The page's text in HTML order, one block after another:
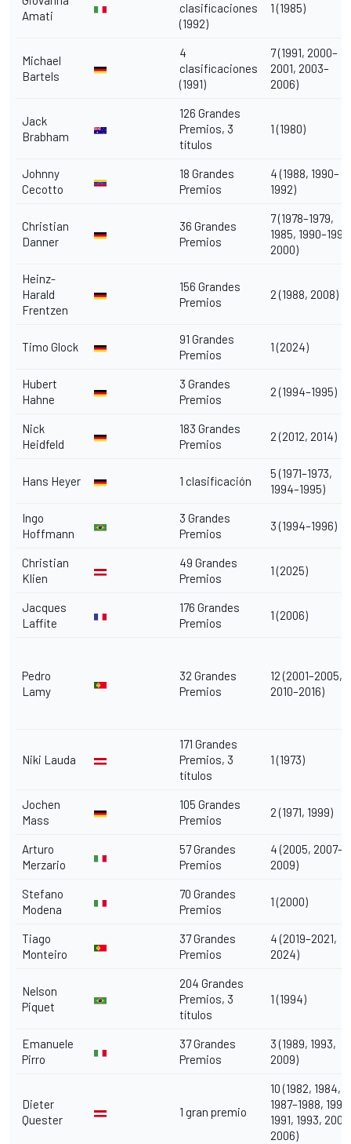
Amati
clasificaciones
(1992)
1 (1985)
Michael
Bartels
4
clasificaciones
(1991)
7 (1991, 2000–
2001, 2003–
2006)
Jack
Brabham
126 Grandes
Premios, 3
títulos
1 (1980)
Johnny
Cecotto
18 Grandes
Premios
4 (1988, 1990–
1992)
Christian
Danner
36 Grandes
Premios
7 (1978–1979,
1985,
2000)
Heinz-
Harald
Frentzen
156 Grandes
Premios
2 (1988, 2008)
Timo Glock
91 Grandes
Premios
1 (2024)
Hubert
Hahne
3 Grandes
Premios
2 (1994–1995)
Nick
Heidfeld
183 Grandes
Premios
2 (2012, 2014)
Hans Heyer 1 clasificación
5 (1971–1973,
1994–1995)
Ingo
Hoffmann
3 Grandes
Premios
3 (1994–1996)
Christian
Klien
49 Grandes
Premios
1 (2025)
Jacques
Laffite
176 Grandes
Premios
1 (2006)
Pedro
Lamy
32 Grandes
Premios
12 (2001–2005,
2010–2016)
Niki Lauda
171 Grandes
Premios, 3
títulos
1 (1973)
Jochen
Mass
105 Grandes
Premios
2 (1971, 1999)
Arturo
Merzario
57 Grandes
Premios
4 (2005, 2007–
2009)
Stefano
Modena
70 Grandes
Premios
1 (2000)
Tiago
Monteiro
37 Grandes
Premios
4 (2019–2021,
2024)
Nelson
Piquet
204 Grandes
Premios, 3
títulos
1 (1994)
Emanuele
Pirro
37 Grandes
Premios
3 (1989, 1993,
2009)
Dieter
Quester
1 gran premio
10 (1982, 1984,
1987–1988,
1991, 1993,
2006)